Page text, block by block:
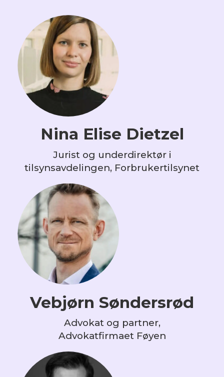
Nina Elise Dietzel
Jurist og underdirektør i
tilsynsavdelingen, Forbrukertilsynet
Vebjørn Søndersrød
Advokat og partner,
Advokatfirmaet Føyen